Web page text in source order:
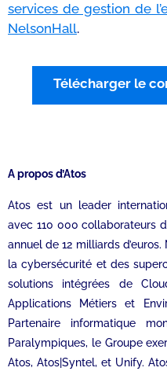
services de gestion de
NelsonHall.
Télécharger le
A propos d’Atos
Atos est un leader
avec 110 000 collaborateurs
annuel de 12 milliards
la cybersécurité et des
solutions intégrées de
Applications Métiers et
Partenaire informatique
Paralympiques, le Groupe
Atos, Atos|Syntel, et Unify.